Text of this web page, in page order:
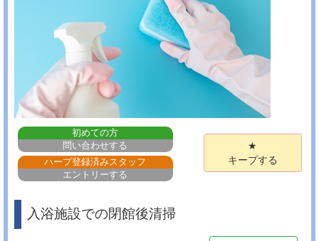
初めての方
問い合わせする
ハープ登録済みスタッフ
エントリーする
★
キープする
入浴施設での閉館後清掃